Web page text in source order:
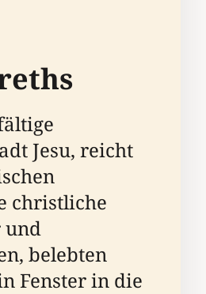
Jesu, reicht
christliche
und
belebten
Fenster in die